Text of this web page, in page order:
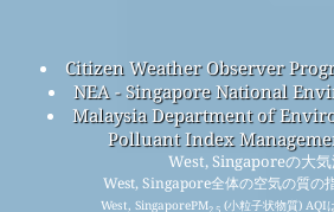
Citizen Weather Observer
NEA - Singapore National
Malaysia Department of
Polluant Index
West, Singaporeの大気
West, Singapore全体の空気の質の
West, SingaporePM (小粒子状物質) AQI